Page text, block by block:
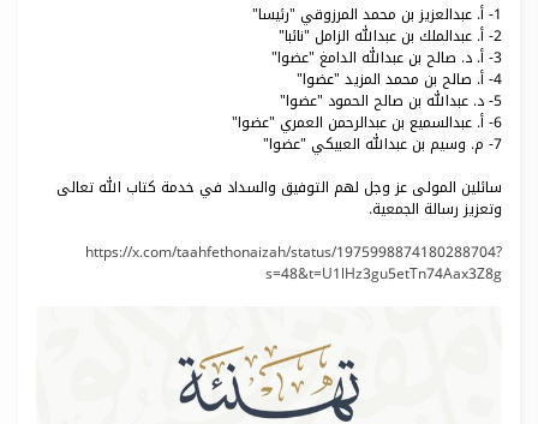
1- أ. عبدالعزيز بن محمد المرزوقي "رئيسا"
2- أ. عبدالملك بن عبدالله الزامل "نائبا"
3- أ. د. صالح بن عبدالله الدامغ "عضوا"
4- أ. صالح بن محمد المزيد "عضوا"
5- د. عبدالله بن صالح الحمود "عضوا"
6- أ. عبدالسميع بن عبدالرحمن العمري "عضوا"
7- م. وسيم بن عبدالله العبيكي "عضوا"
سائلين المولى عز وجل لهم التوفيق والسداد في خدمة كتاب الله تعالى
وتعزيز رسالة الجمعية.
https://x.com/taahfethonaizah/status/1975998874180288704?
s=48&t=U1lHz3gu5etTn74Aax3Z8g